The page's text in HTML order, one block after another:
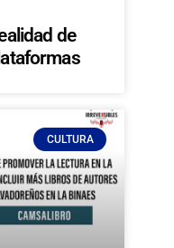
de
CULTURA